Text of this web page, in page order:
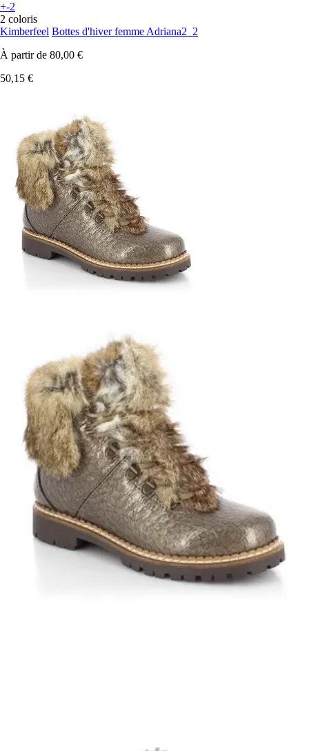
+-2
2 coloris
Kimberfeel Bottes d'hiver femme Adriana2_2
À partir de 80,00 €
50,15 €